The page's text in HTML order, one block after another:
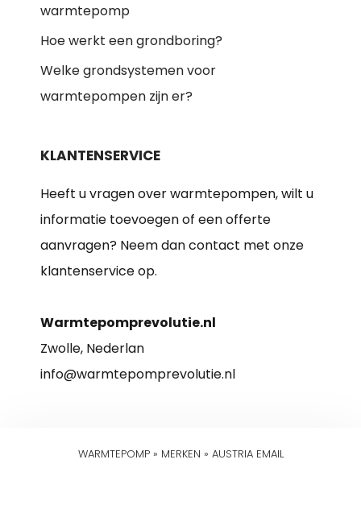
warmtepomp
Hoe werkt een grondboring?
Welke grondsystemen voor
warmtepompen zijn er?
KLANTENSERVICE
Heeft u vragen over warmtepompen, wilt u
informatie toevoegen of een offerte
aanvragen? Neem dan contact met onze
klantenservice op.
Warmtepomprevolutie.nl
Zwolle, Nederlan
info@warmtepomprevolutie.nl
WARMTEPOMP» MERKEN » AUSTRIA EMAIL